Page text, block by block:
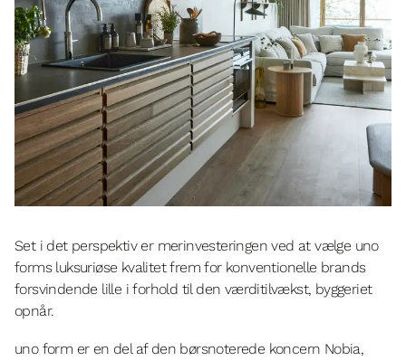
Set i det perspektiv er merinvesteringen ved at vælge uno
forms luksuriøse kvalitet frem for konventionelle brands
forsvindende lille i forhold til den værditilvækst, byggeriet
opnår.
uno form er en del af den børsnoterede koncern Nobia,